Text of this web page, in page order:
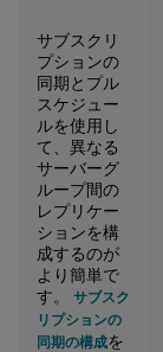
サブスクリ
プションの
同期とプル
スケジュー
ルを使用し
て、異なる
サーバーグ
ループ間の
レプリケー
ションを構
成するのが
より簡単で
す。 サブスク
リプションの
同期の構成を